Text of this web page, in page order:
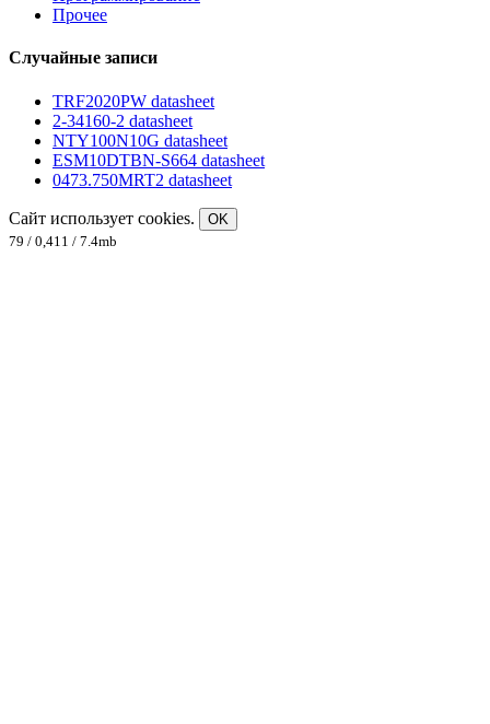
Прочее
Случайные записи
TRF2020PW datasheet
2-34160-2 datasheet
NTY100N10G datasheet
ESM10DTBN-S664 datasheet
0473.750MRT2 datasheet
Сайт использует cookies.
OK
79 / 0,411 / 7.4mb